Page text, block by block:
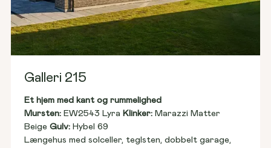
Galleri 215
Et hjem med kant og rummelighed
Mursten: EW2543 Lyra Klinker: Marazzi Matter
Beige Gulv: Hybel 69
Længehus med solceller, teglsten, dobbelt garage,